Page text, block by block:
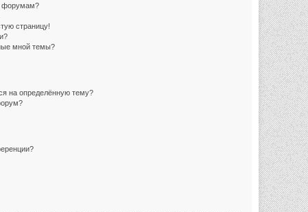
форумам?
страницу!
мной темы?
на определённую тему?